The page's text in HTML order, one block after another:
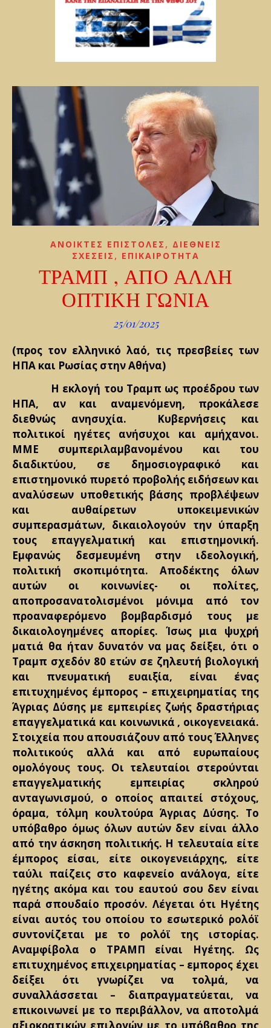
ΑΝΟΙΚΤΕΣ ΕΠΙΣΤΟΛΕΣ , ΔΙΕΘΝΕΙΣ
ΣΧΕΣΕΙΣ , ΕΠΙΚΑΙΡΟΤΗΤΑ
ΤΡΑΜΠ , ΑΠΟ ΑΛΛΗ
ΟΠΤΙΚΗ ΓΩΝΙΑ
25/01/2025
(προς τον ελληνικό λαό, τις πρεσβείες των
ΗΠΑ και Ρωσίας στην Αθήνα)
Η εκλογή του Τραμπ ως προέδρου των
ΗΠΑ, αν και αναμενόμενη, προκάλεσε
διεθνώς ανησυχία. Κυβερνήσεις και
πολιτικοί ηγέτες ανήσυχοι και αμήχανοι.
ΜΜΕ συμπεριλαμβανομένου και του
διαδικτύου, σε δημοσιογραφικό και
επιστημονικό πυρετό προβολής ειδήσεων και
αναλύσεων υποθετικής βάσης προβλέψεων
και αυθαίρετων υποκειμενικών
συμπερασμάτων, δικαιολογούν την ύπαρξη
τους επαγγελματική και επιστημονική.
Εμφανώς δεσμευμένη στην ιδεολογική,
πολιτική σκοπιμότητα. Αποδέκτης όλων
αυτών οι κοινωνίες- οι πολίτες,
αποπροσανατολισμένοι μόνιμα από τον
προαναφερόμενο βομβαρδισμό τους με
δικαιολογημένες απορίες. Ίσως μια ψυχρή
ματιά θα ήταν δυνατόν να μας δείξει, ότι ο
Τραμπ σχεδόν 80 ετών σε ζηλευτή βιολογική
και πνευματική ευαιξία, είναι ένας
επιτυχημένος έμπορος – επιχειρηματίας της
Άγριας Δύσης με εμπειρίες ζωής δραστήριας
επαγγελματικά και κοινωνικά , οικογενειακά.
Στοιχεία που απουσιάζουν από τους Έλληνες
πολιτικούς αλλά και από ευρωπαίους
ομολόγους τους. Οι τελευταίοι στερούνται
επαγγελματικής εμπειρίας σκληρού
ανταγωνισμού, ο οποίος απαιτεί στόχους,
όραμα, τόλμη κουλτούρα Άγριας Δύσης. Το
υπόβαθρο όμως όλων αυτών δεν είναι άλλο
από την άσκηση πολιτικής. Η τελευταία είτε
έμπορος είσαι, είτε οικογενειάρχης, είτε
ταύλι παίζεις στο καφενείο ανάλογα, είτε
ηγέτης ακόμα και του εαυτού σου δεν είναι
παρά σπουδαίο προσόν. Λέγεται ότι Ηγέτης
είναι αυτός του οποίου το εσωτερικό ρολόϊ
συντονίζεται με το ρολόϊ της ιστορίας.
Αναμφίβολα ο ΤΡΑΜΠ είναι Ηγέτης. Ως
επιτυχημένος επιχειρηματίας – εμπορος έχει
δείξει ότι γνωρίζει να τολμά, να
συναλλάσσεται – διαπραγματεύεται, να
επικοινωνεί με το περιβάλλον, να αποτολμά
αξιοκρατικών επιλογών με το υπόβαθρο της